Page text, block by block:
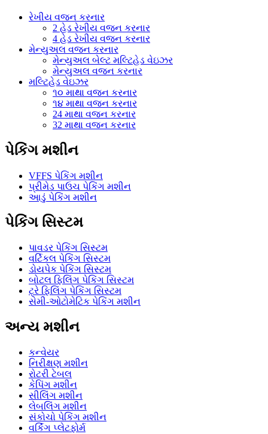
રેખીય વજન કરનાર
2 હેડ રેખીય વજન કરનાર
4 હેડ રેખીય વજન કરનાર
મેન્યુઅલ વજન કરનાર
મેન્યુઅલ બેલ્ટ મલ્ટિહેડ વેઇઝર
મેન્યુઅલ વજન કરનાર
મલ્ટિહેડ વેઇઝર
૧૦ માથા વજન કરનાર
૧૪ માથા વજન કરનાર
24 માથા વજન કરનાર
32 માથા વજન કરનાર
પેકિંગ મશીન
VFFS પેકિંગ મશીન
પ્રીમેડ પાઉચ પેકિંગ મશીન
આડું પેકિંગ મશીન
પેકિંગ સિસ્ટમ
પાવડર પેકિંગ સિસ્ટમ
વર્ટિકલ પેકિંગ સિસ્ટમ
ડોયપેક પેકિંગ સિસ્ટમ
બોટલ ફિલિંગ પેકિંગ સિસ્ટમ
ટ્રે ફિલિંગ પેકિંગ સિસ્ટમ
સેમી-ઓટોમેટિક પેકિંગ મશીન
અન્ય મશીન
કન્વેયર
નિરીક્ષણ મશીન
રોટરી ટેબલ
કેપિંગ મશીન
સીલિંગ મશીન
લેબલિંગ મશીન
સંકોચો પેકિંગ મશીન
વર્કિંગ પ્લેટફોર્મ